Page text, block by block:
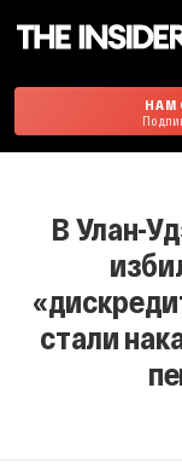
НАМ
В Улан-
стали